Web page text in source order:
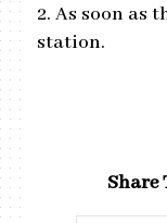
2. As soon as
station.
Share